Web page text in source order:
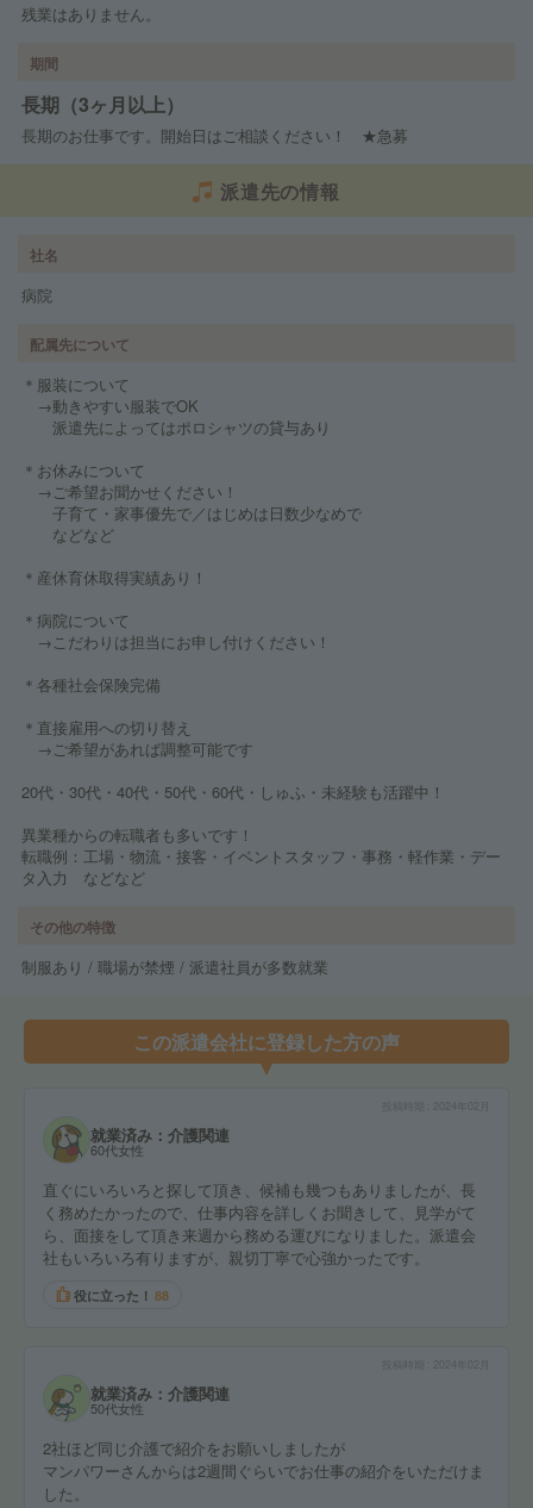
残業はありません。
期間
長期（3ヶ月以上）
長期のお仕事です。開始日はご相談ください！ ★急募
派遣先の情報
社名
病院
配属先について
＊服装について
→動きやすい服装でOK
派遣先によってはポロシャツの貸与あり
＊お休みについて
→ご希望お聞かせください！
子育て・家事優先で／はじめは日数少なめで
などなど
＊産休育休取得実績あり！
＊病院について
→こだわりは担当にお申し付けください！
＊各種社会保険完備
＊直接雇用への切り替え
→ご希望があれば調整可能です
20代・30代・40代・50代・60代・しゅふ・未経験も活躍中！
異業種からの転職者も多いです！
転職例：工場・物流・接客・イベントスタッフ・事務・軽作業・デー
タ入力 などなど
その他の特徴
制服あり / 職場が禁煙 / 派遣社員が多数就業
この派遣会社に登録した方の声
2024年02月
就業済み：介護関連
60代女性
直ぐにいろいろと探して頂き、候補も幾つもありましたが、長
く務めたかったので、仕事内容を詳しくお聞きして、見学がて
ら、面接をして頂き来週から務める運びになりました。派遣会
社もいろいろ有りますが、親切丁寧で心強かったです。
役に立った！ 88
2024年02月
就業済み：介護関連
50代女性
2社ほど同じ介護で紹介をお願いしましたが
マンパワーさんからは2週間ぐらいでお仕事の紹介をいただけま
した。